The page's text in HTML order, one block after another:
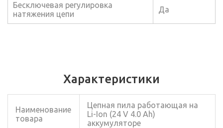
Бесключевая регулировка
натяжения цепи
Да
Характеристики
Наименование
товара
Цепная пила работающая на
Li-Ion (24 V 4.0 Ah)
аккумуляторе